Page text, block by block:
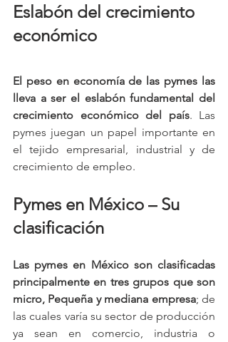
Eslabón del crecimiento
económico
El peso en economía de las pymes las
lleva a ser el eslabón fundamental del
crecimiento económico del país. Las
pymes juegan un papel importante en
el tejido empresarial, industrial y de
crecimiento de empleo.
Pymes en México – Su
clasificación
Las pymes en México son clasificadas
principalmente en tres grupos que son
micro, Pequeña y mediana empresa; de
las cuales varía su sector de producción
ya sean en comercio, industria o